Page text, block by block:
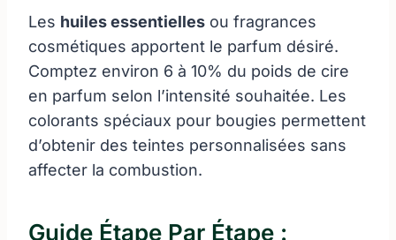
Les huiles essentielles ou fragrances
cosmétiques apportent le parfum désiré.
Comptez environ 6 à 10% du poids de cire
en parfum selon l’intensité souhaitée. Les
colorants spéciaux pour bougies permettent
d’obtenir des teintes personnalisées sans
affecter la combustion.
Guide Étape Par Étape :